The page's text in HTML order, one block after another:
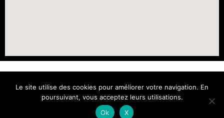
Symbiose-Avocats ©2026 - Tous droits réservés -
Le site utilise des cookies pour améliorer votre navigation. En
poursuivant, vous acceptez leurs utilisations.
Ok
X